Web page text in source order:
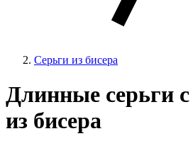
Серьги из бисера
Длинные серьги
из бисера